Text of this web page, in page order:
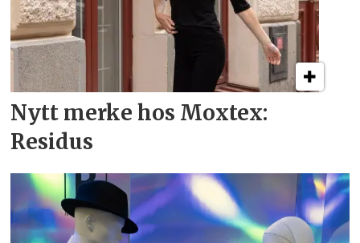
Nytt merke hos Moxtex:
Residus